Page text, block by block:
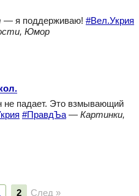
— я поддерживаю! #Вел.Укрия
Юмор
падает. Это взмывающий
#ПравдЪа — Картинки,
2 След »